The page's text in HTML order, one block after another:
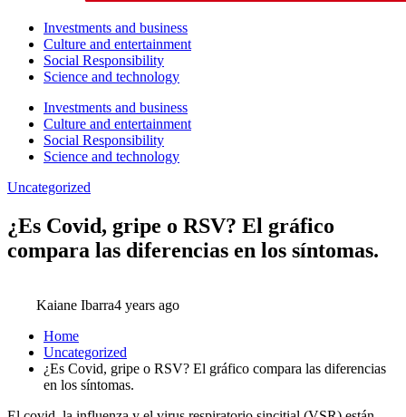
Investments and business
Culture and entertainment
Social Responsibility
Science and technology
Investments and business
Culture and entertainment
Social Responsibility
Science and technology
Uncategorized
¿Es Covid, gripe o RSV? El gráfico
compara las diferencias en los síntomas.
Kaiane Ibarra4 years ago
Home
Uncategorized
¿Es Covid, gripe o RSV? El gráfico compara las diferencias
en los síntomas.